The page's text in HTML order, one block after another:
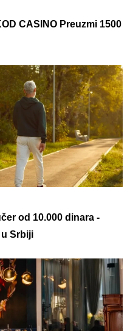
CASINO Preuzmi 1500
od 10.000 dinara -
Srbiji